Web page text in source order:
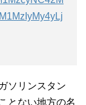
ソリンスタン
とない地方の名